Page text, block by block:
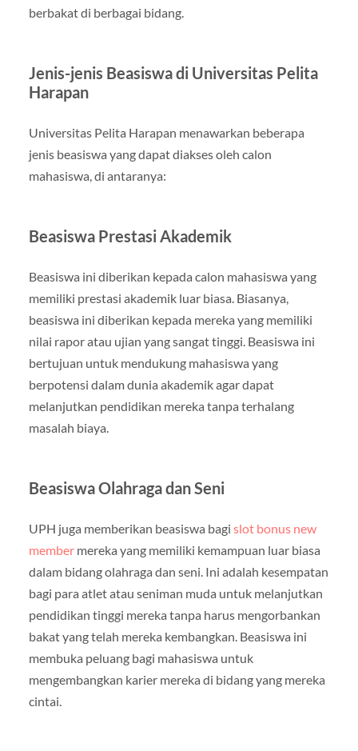
berbakat di berbagai bidang.
Jenis-jenis Beasiswa di Universitas Pelita
Harapan
Universitas Pelita Harapan menawarkan beberapa
jenis beasiswa yang dapat diakses oleh calon
mahasiswa, di antaranya:
Beasiswa Prestasi Akademik
Beasiswa ini diberikan kepada calon mahasiswa yang
memiliki prestasi akademik luar biasa. Biasanya,
beasiswa ini diberikan kepada mereka yang memiliki
nilai rapor atau ujian yang sangat tinggi. Beasiswa ini
bertujuan untuk mendukung mahasiswa yang
berpotensi dalam dunia akademik agar dapat
melanjutkan pendidikan mereka tanpa terhalang
masalah biaya.
Beasiswa Olahraga dan Seni
UPH juga memberikan beasiswa bagi slot bonus new
membermereka yang memiliki kemampuan luar biasa
dalam bidang olahraga dan seni. Ini adalah kesempatan
bagi para atlet atau seniman muda untuk melanjutkan
pendidikan tinggi mereka tanpa harus mengorbankan
bakat yang telah mereka kembangkan. Beasiswa ini
membuka peluang bagi mahasiswa untuk
mengembangkan karier mereka di bidang yang mereka
cintai.